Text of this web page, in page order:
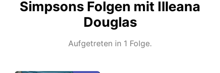
Simpsons Folgen mit Illeana
Douglas
Aufgetreten in 1 Folge.